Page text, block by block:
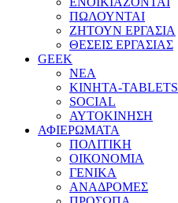
ΠΩΛΟΥΝΤΑΙ
ΖΗΤΟΥΝ ΕΡΓΑΣΙΑ
ΘΕΣΕΙΣ ΕΡΓΑΣΙΑΣ
GEEK
ΝΕΑ
ΚΙΝΗΤΑ-TABLETS
SOCIAL
ΑΥΤΟΚΙΝΗΣΗ
ΑΦΙΕΡΩΜΑΤΑ
ΠΟΛΙΤΙΚΗ
ΟΙΚΟΝΟΜΙΑ
ΓΕΝΙΚΑ
ΑΝΑΔΡΟΜΕΣ